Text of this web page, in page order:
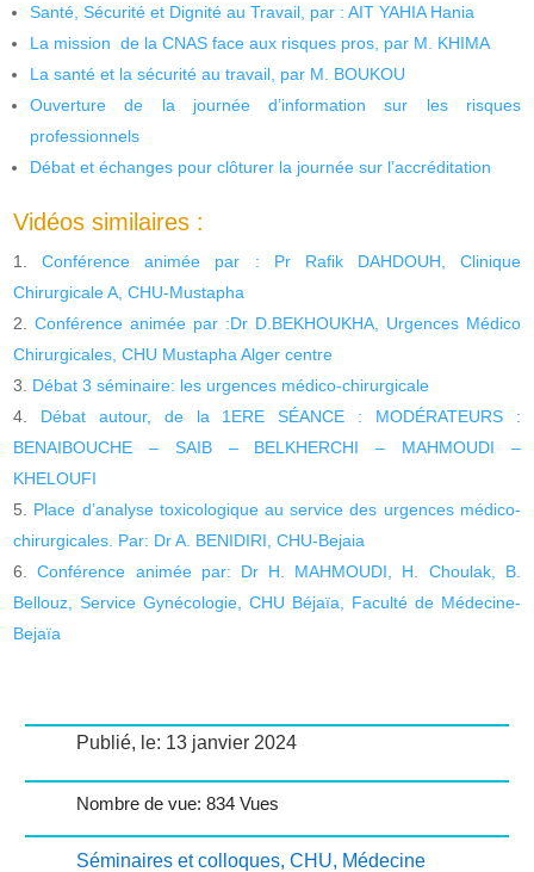
Santé, Sécurité et Dignité au Travail, par : AIT YAHIA Hania
La mission de la CNAS face aux risques pros, par M. KHIMA
La santé et la sécurité au travail, par M. BOUKOU
Ouverture de la journée d’information sur les risques
professionnels
Débat et échanges pour clôturer la journée sur l’accréditation
Vidéos similaires :
Conférence animée par : Pr Rafik DAHDOUH, Clinique
Chirurgicale A, CHU-Mustapha
Conférence animée par :Dr D.BEKHOUKHA, Urgences Médico
Chirurgicales, CHU Mustapha Alger centre
Débat 3 séminaire: les urgences médico-chirurgicale
Débat autour, de la 1ERE SÉANCE : MODÉRATEURS :
BENAIBOUCHE – SAIB – BELKHERCHI – MAHMOUDI –
KHELOUFI
Place d’analyse toxicologique au service des urgences médico-
chirurgicales. Par: Dr A. BENIDIRI, CHU-Bejaia
Conférence animée par: Dr H. MAHMOUDI, H. Choulak, B.
Bellouz, Service Gynécologie, CHU Béjaïa, Faculté de Médecine-
Bejaïa
Publié, le: 13 janvier 2024
Nombre de vue: 834 Vues
Séminaires et colloques, CHU, Médecine